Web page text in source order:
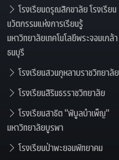
โรงเรียนดรุณสิกขาลัย โรงเรียน
นวัตกรรมแห่งการเรียนรู้
มหาวิทยาลัยเทคโนโลยีพระจอมเกล้า
ธนบุรี
โรงเรียนสวนกุหลาบราชวิทยาลัย
โรงเรียนสิรินธรราชวิทยาลัย
โรงเรียนสาธิต "พิบูลบำเพ็ญ"
มหาวิทยาลัยบูรพา
โรงเรียนป่าพะยอมพิทยาคม